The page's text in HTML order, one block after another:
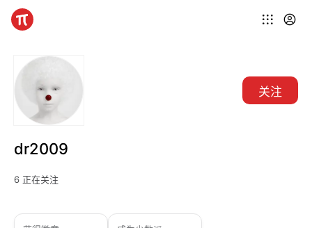
关注
dr2009
6 正在关注